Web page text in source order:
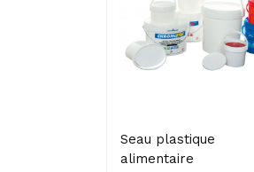
Seau plastique
alimentaire